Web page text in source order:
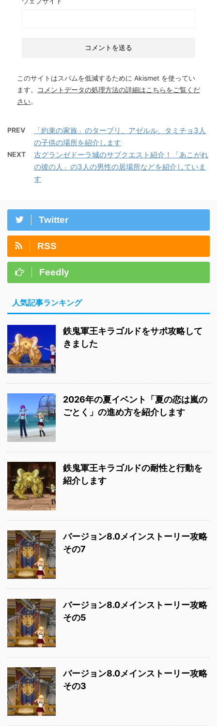
このサイトはスパムを低減するために Akismet を使ってい
ます。
コメントデータの処理方法の詳細はこちらをご覧くだ
さい。
PREV
「約束の家族」のターブリ、アゼルル、タミチョ3人
の子供の場所を紹介します
NEXT
古グランゼドーラ城のサブクエスト紹介！「あこがれ
の彼の人」の3人の男性の居場所などを紹介していま
す
Twitter
RSS
Feedly
人気記事ランキング
鉄鬼軍王キラゴルドをサポ攻略して
きました
2026年の夏イベント「夏の恋は嵐の
ごとく」の進め方を紹介します
鉄鬼軍王キラゴルドの耐性と行動を
紹介します
バージョン8.0メインストーリー攻略
その7
バージョン8.0メインストーリー攻略
その5
バージョン8.0メインストーリー攻略
その3